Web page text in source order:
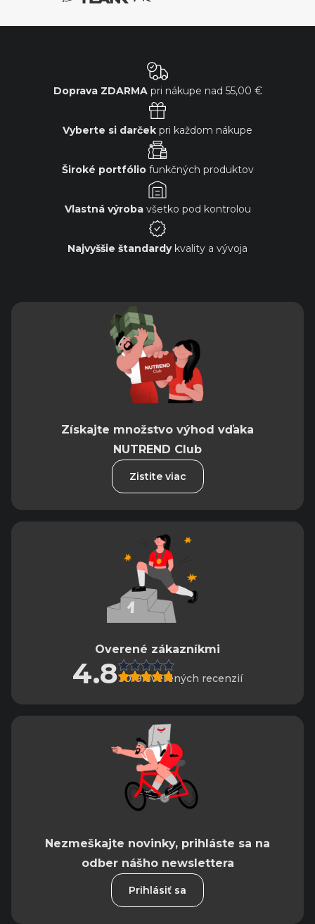
Doprava ZDARMApri nákupe nad 55,00 €
Vyberte si darček pri každom nákupe
Široké portfóliofunkčných produktov
Vlastná výrobavšetko pod kontrolou
Najvyššie štandardykvality a vývoja
Získajte množstvo výhod vďaka
NUTREND Club
Zistite viac
Overené zákazníkmi
4.83019 overených recenzií
Nezmeškajte novinky, prihláste sa na
odber nášho newslettera
Prihlásiť sa